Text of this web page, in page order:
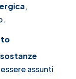
,
assunti